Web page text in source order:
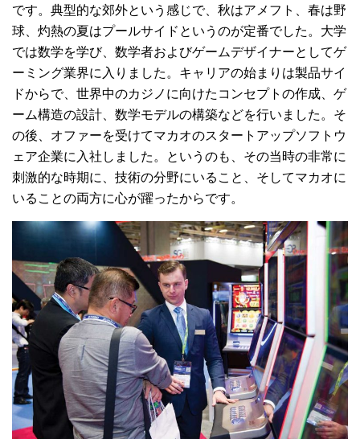
です。典型的な郊外という感じで、秋はアメフト、春は野
球、灼熱の夏はプールサイドというのが定番でした。大学
では数学を学び、数学者およびゲームデザイナーとしてゲ
ーミング業界に入りました。キャリアの始まりは製品サイ
ドからで、世界中のカジノに向けたコンセプトの作成、ゲ
ーム構造の設計、数学モデルの構築などを行いました。そ
の後、オファーを受けてマカオのスタートアップソフトウ
ェア企業に入社しました。というのも、その当時の非常に
刺激的な時期に、技術の分野にいること、そしてマカオに
いることの両方に心が躍ったからです。